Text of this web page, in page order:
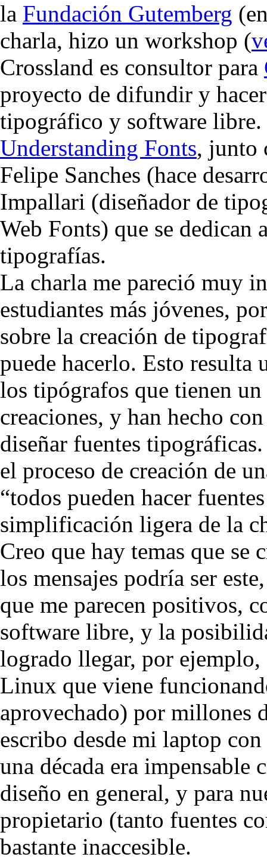
la Fundación Gutemberg
charla, hizo un workshop (
Crossland es consultor para
proyecto de difundir y
tipográfico y software
Understanding Fonts, junto
Felipe Sanches (hace
Impallari (diseñador de
Web Fonts) que se dedican
tipografías.
La charla me pareció muy
estudiantes más jóvenes,
sobre la creación de
puede hacerlo. Esto resulta
los tipógrafos que tienen
creaciones, y han hecho
diseñar fuentes
el proceso de creación de
“todos pueden hacer
simplificación ligera de la
Creo que hay temas que
los mensajes podría ser
que me parecen positivos,
software libre, y la
logrado llegar, por
Linux que viene
aprovechado) por millones
escribo desde mi laptop
una década era
diseño en general, y para
propietario (tanto fuentes
bastante inaccesible.